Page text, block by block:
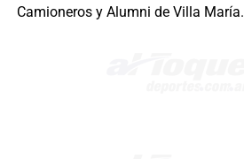
Camioneros y Alumni de Villa María.